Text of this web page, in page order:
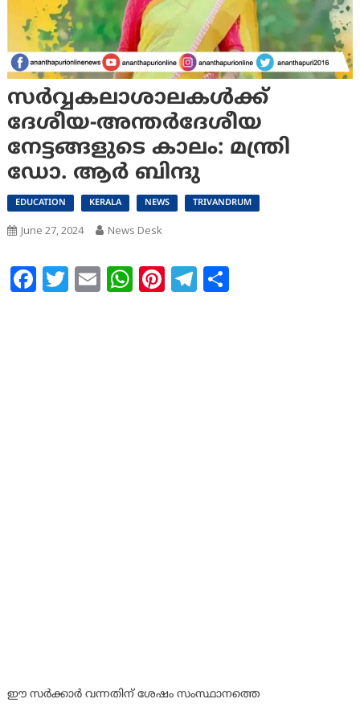
സർവ്വകലാശാലകൾക്ക്
ദേശീയ-അന്തർദേശീയ
നേട്ടങ്ങളുടെ കാലം: മന്ത്രി
ഡോ. ആർ ബിന്ദു
EDUCATION KERALA NEWS TRIVANDRUM
June 27, 2024 News Desk
Facebook
Twitter
EmailWhatsApp
Pinterest
Telegram
Share
ഈ സർക്കാർ വന്നതിന് ശേഷം സംസ്ഥാനത്തെ